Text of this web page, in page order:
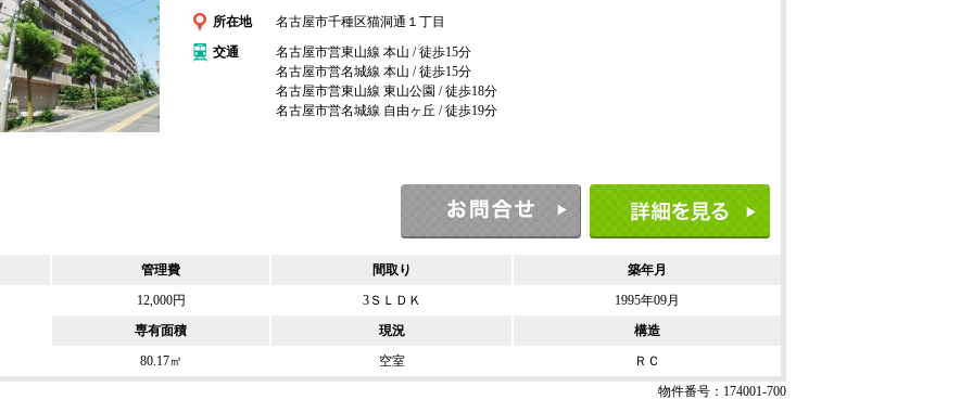
所在地
名古屋市千種区猫洞通１丁目
交通
名古屋市営東山線 本山 / 徒歩15分
名古屋市営名城線 本山 / 徒歩15分
名古屋市営東山線 東山公園 / 徒歩18分
名古屋市営名城線 自由ヶ丘 / 徒歩19分
管理費 間取り
築年月
12,000円
3ＳＬＤＫ
1995年09月
専有面積
現況
構造
80.17㎡
空室
ＲＣ
物件番号：174001-700